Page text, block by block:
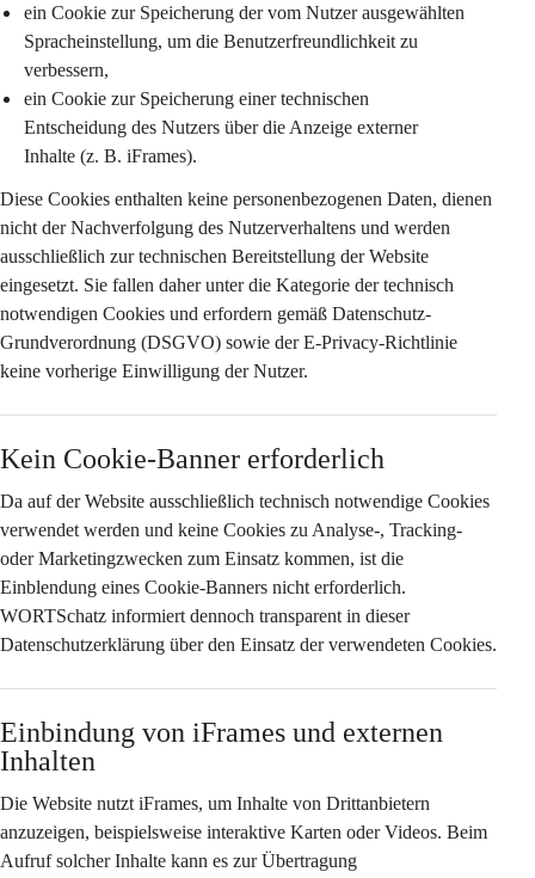
ein Cookie zur Speicherung der vom Nutzer ausgewählten
Spracheinstellung, um die Benutzerfreundlichkeit zu
verbessern,
ein Cookie zur Speicherung einer technischen
Entscheidung des Nutzers über die Anzeige externer
Inhalte (z. B. iFrames).
Diese Cookies enthalten keine personenbezogenen Daten, dienen
nicht der Nachverfolgung des Nutzerverhaltens und werden
ausschließlich zur technischen Bereitstellung der Website
eingesetzt. Sie fallen daher unter die Kategorie der technisch
notwendigen Cookies und erfordern gemäß Datenschutz-
Grundverordnung (DSGVO) sowie der E-Privacy-Richtlinie
keine vorherige Einwilligung der Nutzer.
Kein Cookie-Banner erforderlich
Da auf der Website ausschließlich technisch notwendige Cookies
verwendet werden und keine Cookies zu Analyse-, Tracking-
oder Marketingzwecken zum Einsatz kommen, ist die
Einblendung eines Cookie-Banners nicht erforderlich.
WORTSchatz informiert dennoch transparent in dieser
Datenschutzerklärung über den Einsatz der verwendeten Cookies.
Einbindung von iFrames und externen
Inhalten
Die Website nutzt iFrames, um Inhalte von Drittanbietern
anzuzeigen, beispielsweise interaktive Karten oder Videos. Beim
Aufruf solcher Inhalte kann es zur Übertragung